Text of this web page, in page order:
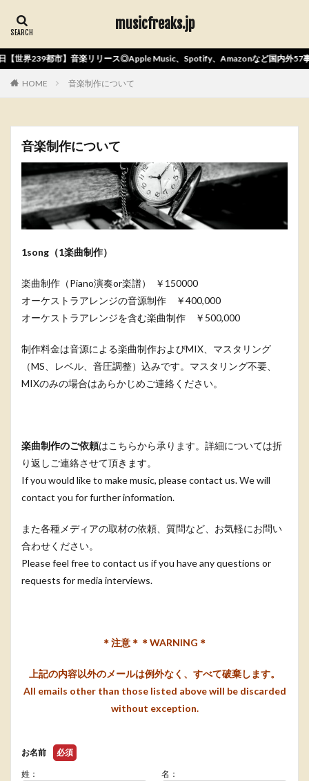
musicfreaks.jp
界239都市】音楽リリース◎Apple Music、Spotify、Amazonなど国内外57事
HOME 音楽制作について
音楽制作について
1song（1楽曲制作）
楽曲制作（Piano演奏or楽譜） ￥150000
オーケストラアレンジの音源制作 ￥400,000
オーケストラアレンジを含む楽曲制作 ￥500,000
制作料金は音源による楽曲制作およびMIX、マスタリング
（MS、レベル、音圧調整）込みです。マスタリング不要、
MIXのみの場合はあらかじめご連絡ください。
楽曲制作のご依頼はこちらから承ります。詳細については折
り返しご連絡させて頂きます。
If you would like to make music, please contact us. We will
contact you for further information.
また各種メディアの取材の依頼、質問など、お気軽にお問い
合わせください。
Please feel free to contact us if you have any questions or
requests for media interviews.
＊注意＊ ＊WARNING＊
上記の内容以外のメールは例外なく、すべて破棄します。
All emails other than those listed above will be discarded
without exception.
お名前 必須
姓： 名：